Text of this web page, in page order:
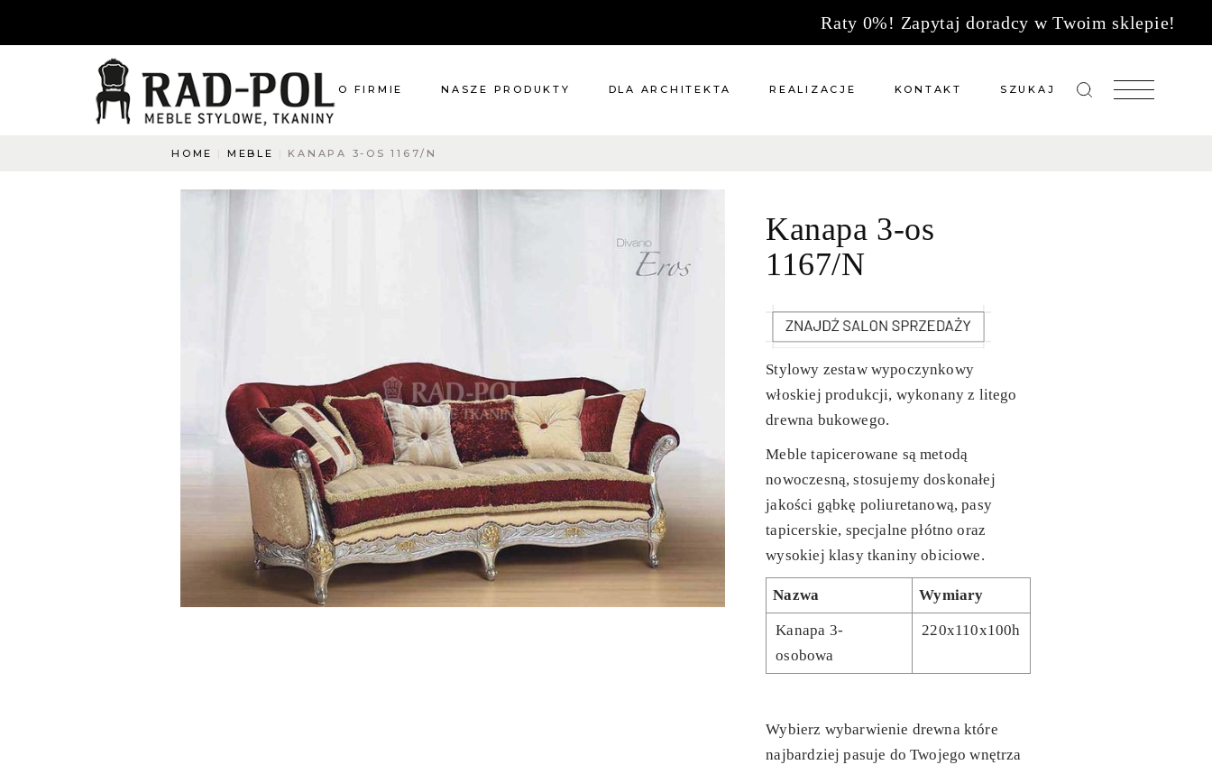
Raty 0%! Zapytaj doradcy w Twoim sklepie!
O FIRMIE NASZE PRODUKTY
Pomieszczenia
DLA ARCHITEKTA REALIZACJE KONTAKT
Kuchnie
SZUKAJ
HOME MEBLE KANAPA 3-OS 1167/N
Kanapa 3-os
1167/N
Stylowy zestaw wypoczynkowy
włoskiej produkcji, wykonany z litego
drewna bukowego.
Meble tapicerowane są metodą
nowoczesną, stosujemy doskonałej
jakości gąbkę poliuretanową, pasy
tapicerskie, specjalne płótno oraz
wysokiej klasy tkaniny obiciowe.
Nazwa Wymiary
Kanapa 3-
osobowa
220x110x100h
Wybierz wybarwienie drewna które
najbardziej pasuje do Twojego wnętrza